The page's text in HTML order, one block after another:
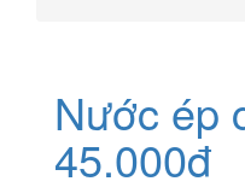
Nước ép
45.000đ